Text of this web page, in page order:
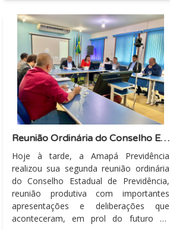
Reunião Ordinária do Conselho Estadual de Previdência
Hoje à tarde, a Amapá Previdência
realizou sua segunda reunião ordinária
do Conselho Estadual de Previdência,
reunião produtiva com importantes
apresentações e deliberações que
aconteceram, em prol do futuro da